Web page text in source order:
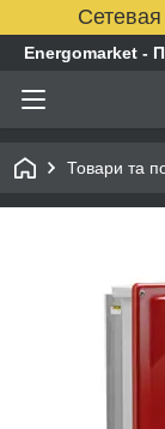
Energomarket -
Товари та